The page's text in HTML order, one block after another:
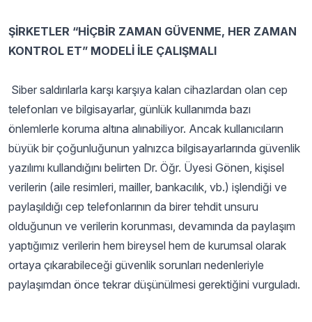
ŞİRKETLER “HİÇBİR ZAMAN GÜVENME, HER ZAMAN
KONTROL ET” MODELİ İLE ÇALIŞMALI
Siber saldırılarla karşı karşıya kalan cihazlardan olan cep
telefonları ve bilgisayarlar, günlük kullanımda bazı
önlemlerle koruma altına alınabiliyor. Ancak kullanıcıların
büyük bir çoğunluğunun yalnızca bilgisayarlarında güvenlik
yazılımı kullandığını belirten Dr. Öğr. Üyesi Gönen, kişisel
verilerin (aile resimleri, mailler, bankacılık, vb.) işlendiği ve
paylaşıldığı cep telefonlarının da birer tehdit unsuru
olduğunun ve verilerin korunması, devamında da paylaşım
yaptığımız verilerin hem bireysel hem de kurumsal olarak
ortaya çıkarabileceği güvenlik sorunları nedenleriyle
paylaşımdan önce tekrar düşünülmesi gerektiğini vurguladı.